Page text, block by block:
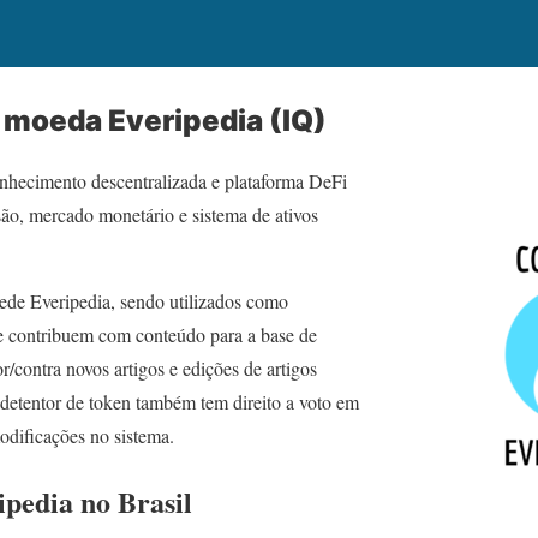
Everipedia (IQ)
descentralizada e plataforma DeFi
mercado monetário e sistema de ativos
Everipedia, sendo utilizados como
contribuem com conteúdo para a base de
contra novos artigos e edições de artigos
de token também tem direito a voto em
no sistema.
no Brasil